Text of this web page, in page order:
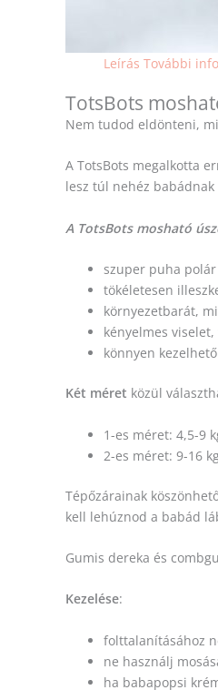
Leírás További
TotsBots
Nem tudod eldönteni,
A TotsBots megalkotta
lesz túl nehéz babádnak
A TotsBots mosható
szuper puha
tökéletesen
környezetbarát,
kényelmes
könnyen
Két méret közül
1-es méret: 4,5-9
2-es méret: 9-16
Tépőzárainak
kell lehúznod a babád
Gumis dereka és
Kezelése:
folttalanításához
ne használj
ha babapopsi